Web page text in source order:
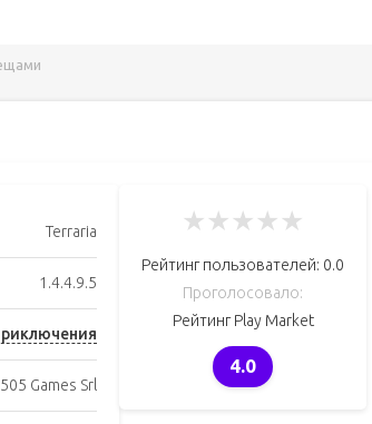
Terraria
1.4.4.9.5
505 Games Srl
★★★★★
Рейтинг пользователей: 0.0
Проголосовало:
Рейтинг Play Market
4.0